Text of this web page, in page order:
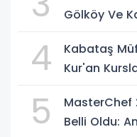
Gölköy Ve
4
Kabataş
Kur'an
5
MasterChef
Belli Oldu: